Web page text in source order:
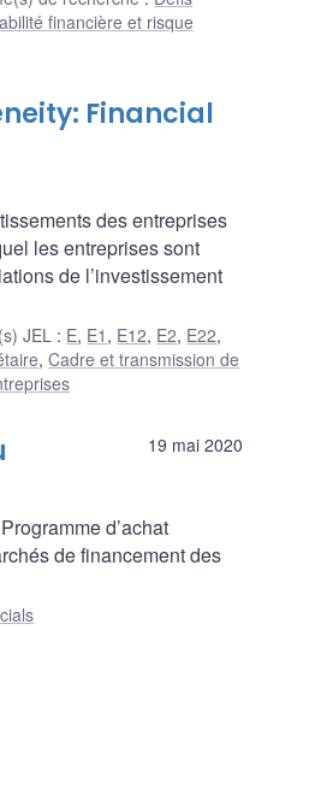
financière et risque
Financial
des entreprises
les entreprises sont
de l’investissement
JEL : E, E1 , E12, E2, E22,
,Cadre et transmission de
19 mai 2020
d’achat
de financement des